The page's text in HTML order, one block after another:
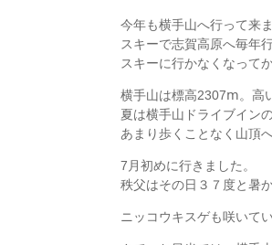
今年も横手山へ行って来ま
スキーで志賀高原へ毎年
スキーに行かなくなって
横手山は標高2307ⅿ。高
夏は横手山ドライブイン
あまり歩くことなく山頂
7月初めに行きました。
秩父はその日３７度と暑
ニッコウキスゲも咲いて